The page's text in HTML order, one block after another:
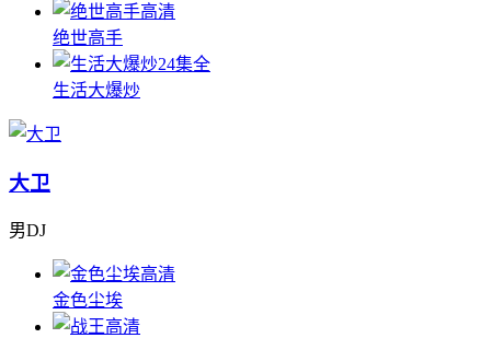
高清
绝世高手
24集全
生活大爆炒
大卫
男DJ
高清
金色尘埃
高清